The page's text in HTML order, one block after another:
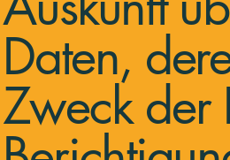
Daten,
Zweck der